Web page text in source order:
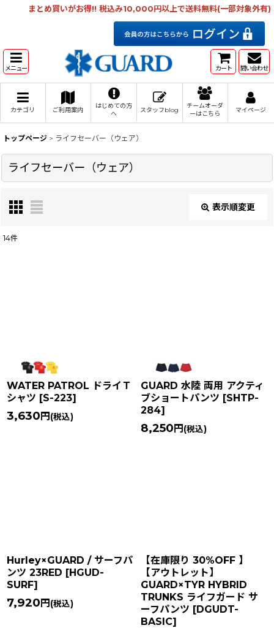
まとめ買いがお得!! 税込み10,000円以上で送料無料(一部対象外有)
メニュー カート 問い合わせ
カテゴリ ご利用案内
はじめての方
へ
スタッフblog
チームオーダ
ーはこちら
マイページ
トップページ > ライフセーバー（ウェア）
ライフセーバー（ウェア）
表示順変更
14件
WATER PATROL ドライＴ
シャツ [S-223]
3,630 円 (税込)
GUARD 水陸 両用 アクティ
ブショートパンツ [SHTP-
284]
8,250 円 (税込)
Hurley×GUARD / サーフパ
ンツ 23RED [HGUD-
SURF]
7,920 円 (税込)
【在庫限り 30%OFF 】
【アウトレット】
GUARD×TYR HYBRID
TRUNKS ライフガード サ
ーフパンツ [DGUDT-
BASIC]